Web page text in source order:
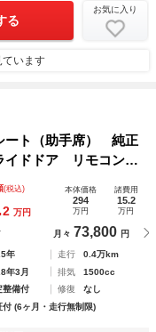
る
お気に入り
ています
ト（助手席） 純正
ドドア リモコン式
ト ホンダセンシン
３列シート クルコ
(税込)
2 万円
本体価格
294
万円
諸費用
15.2
万円
月々 73,800 円
年 走行
0.4万km
年3月 排気
1500cc
整備付 修復
なし
付 (6ヶ月・走行無制限)